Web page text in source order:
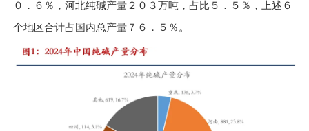
０．６％，河北纯碱产量２０３万吨，占比５．５％，上述６
个地区合计占国内总产量７６．５％。